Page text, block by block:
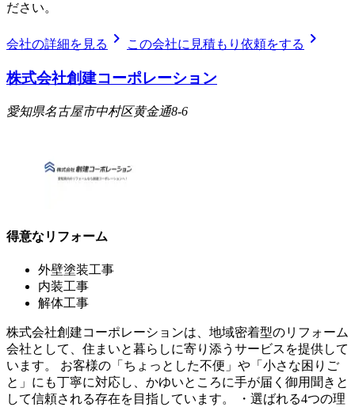
ださい。
会社の詳細を見る chevron_right この会社に見積もり依頼をする chevron_right
株式会社創建コーポレーション
愛知県名古屋市中村区黄金通8-6
得意なリフォーム
外壁塗装工事
内装工事
解体工事
株式会社創建コーポレーションは、地域密着型のリフォーム
会社として、住まいと暮らしに寄り添うサービスを提供して
います。 お客様の「ちょっとした不便」や「小さな困りご
と」にも丁寧に対応し、かゆいところに手が届く御用聞きと
して信頼される存在を目指しています。 ・選ばれる4つの理